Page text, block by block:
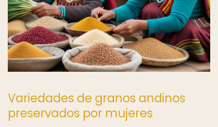
Variedades de granos andinos
preservados por mujeres